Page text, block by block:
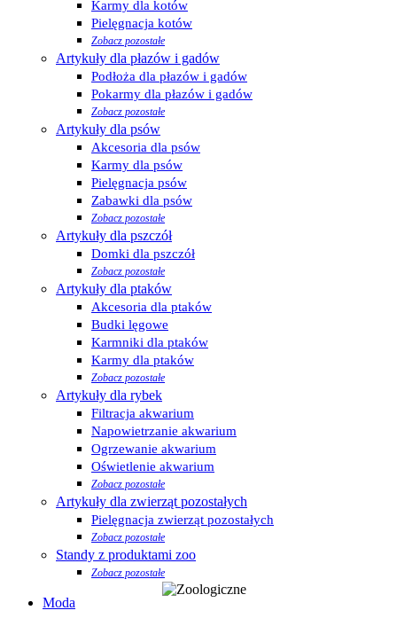
Karmy dla kotów
Pielęgnacja kotów
Zobacz pozostałe
Artykuły dla płazów i gadów
Podłoża dla płazów i gadów
Pokarmy dla płazów i gadów
Zobacz pozostałe
Artykuły dla psów
Akcesoria dla psów
Karmy dla psów
Pielęgnacja psów
Zabawki dla psów
Zobacz pozostałe
Artykuły dla pszczół
Domki dla pszczół
Zobacz pozostałe
Artykuły dla ptaków
Akcesoria dla ptaków
Budki lęgowe
Karmniki dla ptaków
Karmy dla ptaków
Zobacz pozostałe
Artykuły dla rybek
Filtracja akwarium
Napowietrzanie akwarium
Ogrzewanie akwarium
Oświetlenie akwarium
Zobacz pozostałe
Artykuły dla zwierząt pozostałych
Pielęgnacja zwierząt pozostałych
Zobacz pozostałe
Standy z produktami zoo
Zobacz pozostałe
Moda